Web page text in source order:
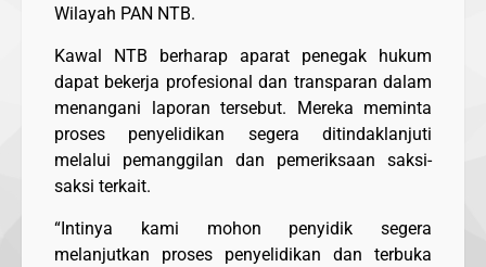
Wilayah PAN NTB.
Kawal NTB berharap aparat penegak hukum
dapat bekerja profesional dan transparan dalam
menangani laporan tersebut. Mereka meminta
proses penyelidikan segera ditindaklanjuti
melalui pemanggilan dan pemeriksaan saksi-
saksi terkait.
“Intinya kami mohon penyidik segera
melanjutkan proses penyelidikan dan terbuka